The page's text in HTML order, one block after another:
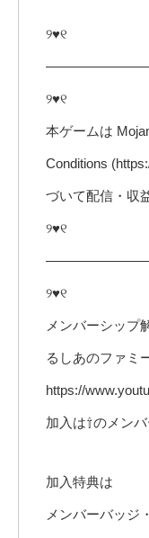
୨♥୧
୨♥୧
本ゲームは
Conditions
づいて配信・収
୨♥୧
୨♥୧
メンバーシッ
るしあのファミ
https://
加入は⇧のメン
加入特典は
メンバーバッジ